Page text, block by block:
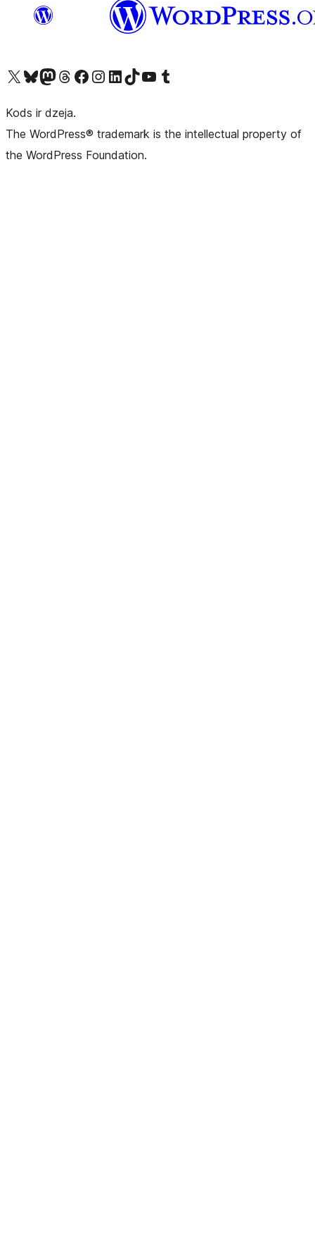
Apmeklējiet mūsu X (agrāk Twitter) kontu
Apmeklējiet mūsu Bluesky kontu
Apmeklējiet mūsu Mastodon kontu
Apmeklējiet mūsu Threads kontu
Apmeklējiet mūsu Facebook lapuApmeklējiet mūsu Instagram kontu
Apmeklējiet mūsu LinkedIn kontu
Apmeklējiet mūsu TikTok kontu
Apmeklējiet mūsu YouTube kanālu
Apmeklējiet mūsu Tumblr kontu
Kods ir dzeja.
The WordPress® trademark is the intellectual property of
the WordPress Foundation.